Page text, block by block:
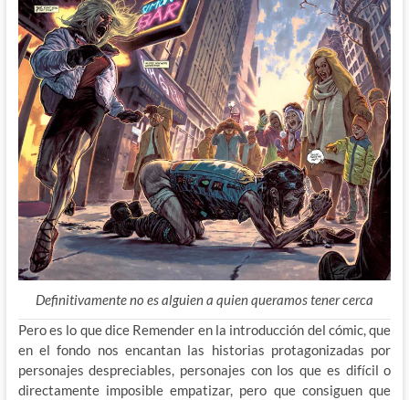
Definitivamente no es alguien a quien queramos tener cerca
Pero es lo que dice Remender en la introducción del cómic, que
en el fondo nos encantan las historias protagonizadas por
personajes despreciables, personajes con los que es difícil o
directamente imposible empatizar, pero que consiguen que